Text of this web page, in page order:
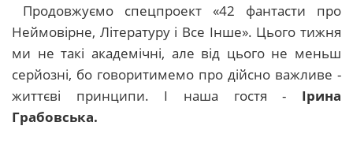
Продовжуємо спецпроект «42 фантасти про
Неймовірне, Літературу і Все Інше». Цього тижня
ми не такі академічні, але від цього не меньш
серйозні, бо говоритимемо про дійсно важливе -
життєві принципи. І наша гостя - Ірина
Грабовська.